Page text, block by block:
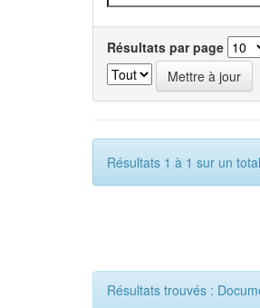
Résultats par page
Résultats 1 à 1 sur un
Résultats trouvés :